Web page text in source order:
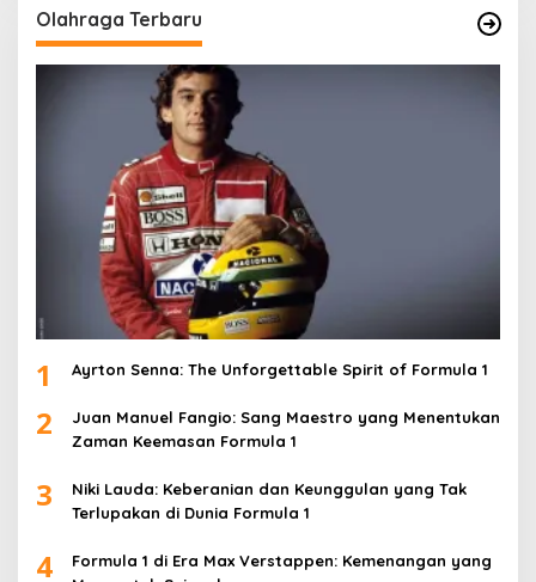
Olahraga Terbaru
1 Ayrton Senna: The Unforgettable Spirit of Formula 1
2
Juan Manuel Fangio: Sang Maestro yang Menentukan
Zaman Keemasan Formula 1
3
Niki Lauda: Keberanian dan Keunggulan yang Tak
Terlupakan di Dunia Formula 1
4
Formula 1 di Era Max Verstappen: Kemenangan yang